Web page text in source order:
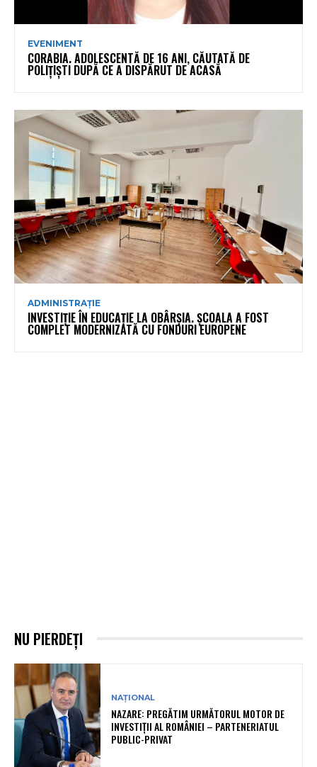
EVENIMENT
CORABIA. ADOLESCENTĂ DE 16 ANI, CĂUTATĂ DE
POLIȚIȘTI DUPĂ CE A DISPĂRUT DE ACASĂ
ADMINISTRAȚIE
INVESTIȚIE ÎN EDUCAȚIE LA OBÂRȘIA. ȘCOALA A FOST
COMPLET MODERNIZATĂ CU FONDURI EUROPENE
NU PIERDEȚI
NAȚIONAL
NAZARE: PREGĂTIM URMĂTORUL MOTOR DE
INVESTIȚII AL ROMÂNIEI – PARTENERIATUL
PUBLIC-PRIVAT